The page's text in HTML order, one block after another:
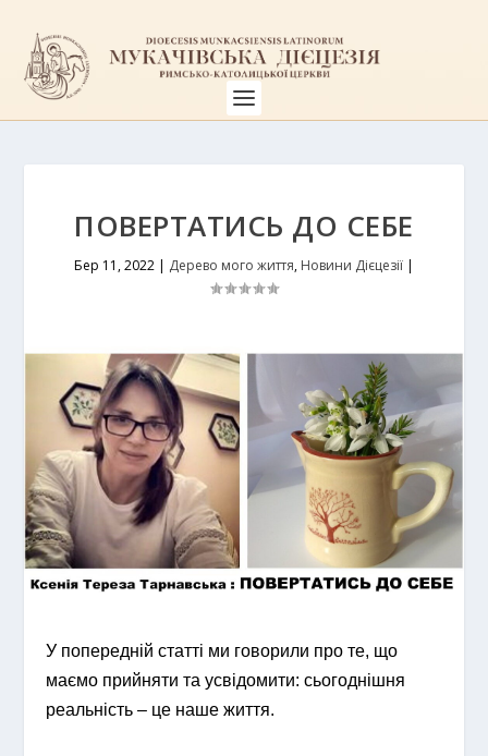
ПОВЕРТАТИСЬ ДО СЕБЕ
Бер 11, 2022 | Дерево мого життя, Новини Дієцезії |
У попередній статті ми говорили про те, що
маємо прийняти та усвідомити: сьогоднішня
реальність – це наше життя.